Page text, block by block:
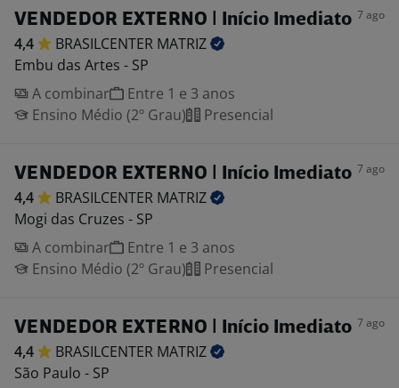
VENDEDOR EXTERNO | Início Imediato 7 ago
4,4 BRASILCENTER MATRIZ
Embu das Artes - SP
A combinar
Entre 1 e 3 anos
Ensino Médio (2º Grau)
Presencial
VENDEDOR EXTERNO | Início Imediato 7 ago
4,4 BRASILCENTER MATRIZ
Mogi das Cruzes - SP
A combinar
Entre 1 e 3 anos
Ensino Médio (2º Grau)
Presencial
VENDEDOR EXTERNO | Início Imediato 7 ago
4,4 BRASILCENTER MATRIZ
São Paulo - SP